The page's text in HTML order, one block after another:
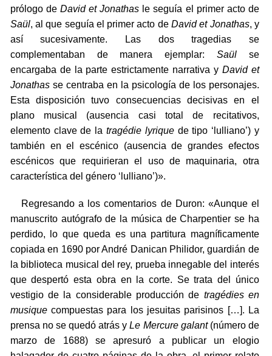
prólogo de David et Jonathas le seguía el primer acto de
Saül, al que seguía el primer acto deDavid et Jonathas, y
así sucesivamente. Las dos tragedias se
complementaban de manera ejemplar:Saül se
encargaba de la parte estrictamente narrativa y David et
Jonathasse centraba en la psicología de los personajes.
Esta disposición tuvo consecuencias decisivas en el
plano musical (ausencia casi total de recitativos,
elemento clave de la tragédie lyriquede tipo ‘lulliano’) y
también en el escénico (ausencia de grandes efectos
escénicos que requirieran el uso de maquinaria, otra
característica del género ‘lulliano’)».
Regresando a los comentarios de Duron: «Aunque el
manuscrito autógrafo de la música de Charpentier se ha
perdido, lo que queda es una partitura magníficamente
copiada en 1690 por André Danican Philidor, guardián de
la biblioteca musical del rey, prueba innegable del interés
que despertó esta obra en la corte. Se trata del único
vestigio de la considerable producción de tragédies en
musiquecompuestas para los jesuitas parisinos […]. La
prensa no se quedó atrás yLe Mercure galant(número de
marzo de 1688) se apresuró a publicar un elogio